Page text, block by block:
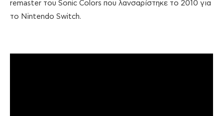
remaster του Sonic Colors που λανσαρίστηκε το 2010 για
το Nintendo Switch.